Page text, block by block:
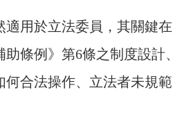
用於立法委員，其關鍵在
條例》第6條之制度設計、
合法操作、立法者未規範